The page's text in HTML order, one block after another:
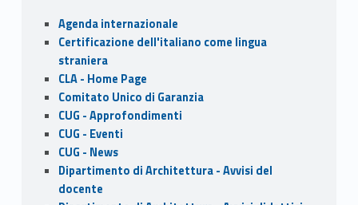
Sidebar
Agenda internazionale
Certificazione dell'italiano come lingua
straniera
CLA - Home Page
Comitato Unico di Garanzia
CUG - Approfondimenti
CUG - Eventi
CUG - News
Dipartimento di Architettura - Avvisi del
docente